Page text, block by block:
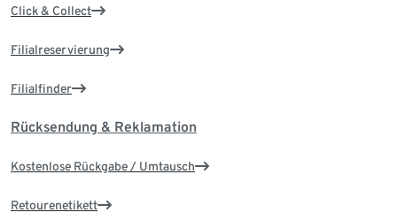
Click & Collect
Filialreservierung
Filialfinder
Rücksendung & Reklamation
Kostenlose Rückgabe / Umtausch
Retourenetikett